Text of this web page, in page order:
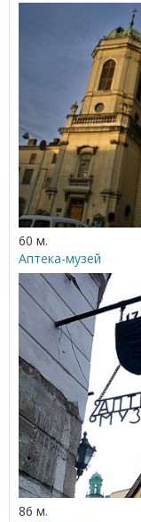
60 м.
Аптека-музей
86 м.